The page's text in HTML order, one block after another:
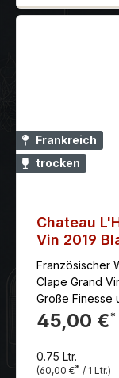
Frankreich
trocken
Chateau
Vin 2019
Französischer
Clape Grand
Große Finesse
Noten Jod,
frisch im
45,00 €*
0.75 Ltr.
(60,00 €* / 1 Ltr.)